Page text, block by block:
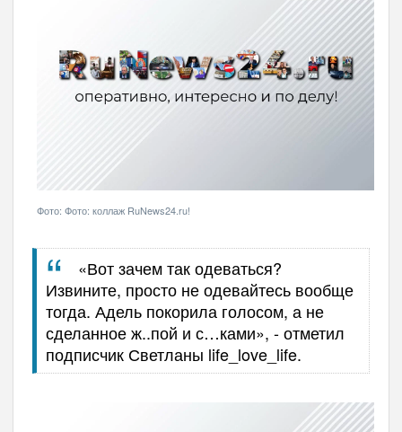
Фото: Фото: коллаж RuNews24.ru!
«Вот зачем так одеваться?
Извините, просто не одевайтесь вообще
тогда. Адель покорила голосом, а не
сделанное ж..пой и с…ками», - отметил
подписчик Светланы life_love_life.